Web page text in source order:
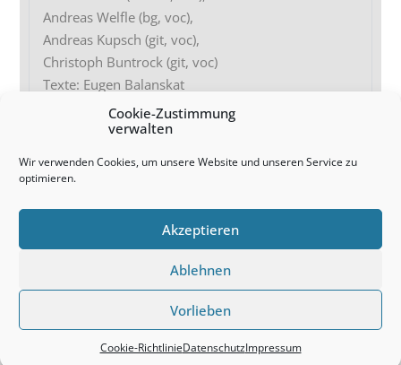
Cookie-Zustimmung
verwalten
Wir verwenden Cookies, um unsere Website und unseren Service zu
optimieren.
Akzeptieren
Ablehnen
Vorlieben
Cookie-RichtlinieDatenschutzImpressum
Andreas Welfle (bg, voc),
Andreas Kupsch (git, voc),
Christoph Buntrock (git, voc)
Texte: Eugen Balanskat
Verlag: Wintrup Musikverlag
(C) 1989 AMIGA
Tracklist + Texte
© Die Skeptiker 2026
Cookie-Richtlinie (EU)